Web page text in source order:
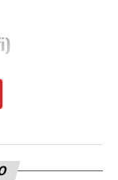
NEWS